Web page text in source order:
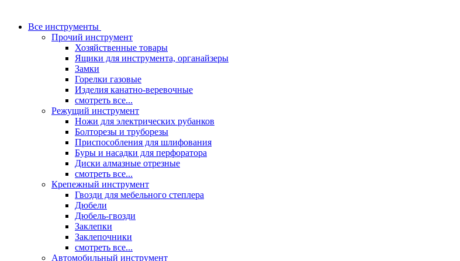
Все инструменты
Прочий инструмент
Хозяйственные товары
Ящики для инструмента, органайзеры
Замки
Горелки газовые
Изделия канатно-веревочные
смотреть все...
Режущий инструмент
Ножи для электрических рубанков
Болторезы и труборезы
Приспособления для шлифования
Буры и насадки для перфоратора
Диски алмазные отрезные
смотреть все...
Крепежный инструмент
Гвозди для мебельного степлера
Дюбели
Дюбель-гвозди
Заклепки
Заклепочники
смотреть все...
Автомобильный инструмент